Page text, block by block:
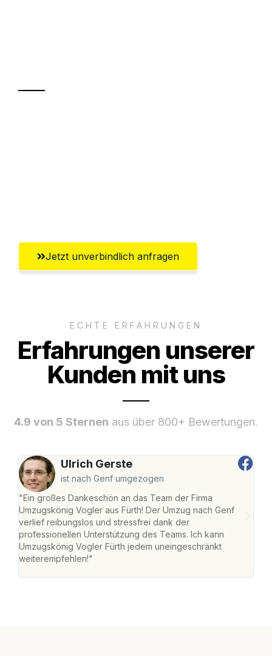
Jetzt unverbindlich anfragen
ECHTE ERFAHRUNGEN
Erfahrungen unserer
Kunden mit uns
4.9 von 5 Sternen aus über 800+ Bewertungen.
Ulrich Gerste
ist nach Genf umgezogen
"Ein großes Dankeschön an das Team der Firma
Umzugskönig Vogler aus Fürth! Der Umzug nach Genf
verlief reibungslos und stressfrei dank der
professionellen Unterstützung des Teams. Ich kann
Umzugskönig Vogler Fürth jedem uneingeschränkt
weiterempfehlen!"